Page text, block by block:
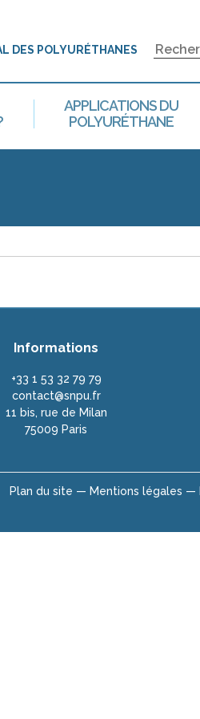
DES POLYURÉTHANES
APPLICATIONS DU
POLYURÉTHANE
Informations
+33 1 53 32 79 79
contact@snpu.fr
11 bis, rue de Milan
75009 Paris
Plan du site — Mentions légales —